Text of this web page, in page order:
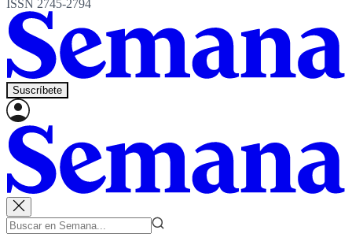
ISSN 2745-2794
Suscríbete